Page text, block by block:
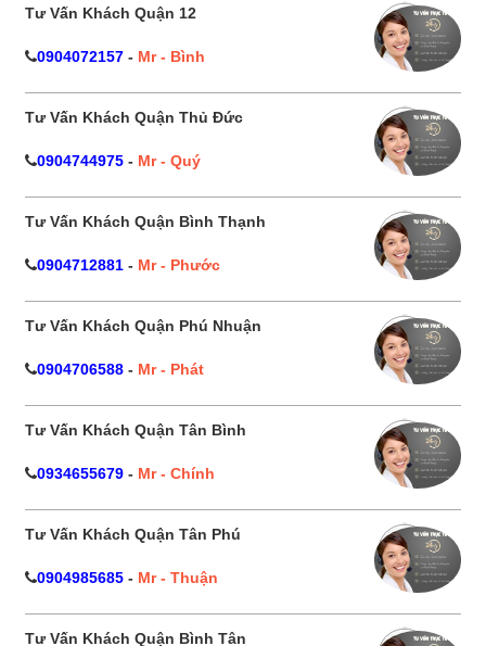
Tư Vấn Khách Quận 12
0904072157 - Mr - Bình
Tư Vấn Khách Quận Thủ Đức
0904744975 - Mr - Quý
Tư Vấn Khách Quận Bình Thạnh
0904712881 - Mr - Phước
Tư Vấn Khách Quận Phú Nhuận
0904706588 - Mr - Phát
Tư Vấn Khách Quận Tân Bình
0934655679 - Mr - Chính
Tư Vấn Khách Quận Tân Phú
0904985685 - Mr - Thuận
Tư Vấn Khách Quận Bình Tân